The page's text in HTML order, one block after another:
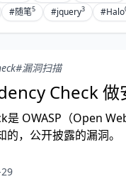
#随笔5 #jquery3 #Halo
#漏洞扫描
Check 做
是 OWASP（Open
，公开披露的漏洞。